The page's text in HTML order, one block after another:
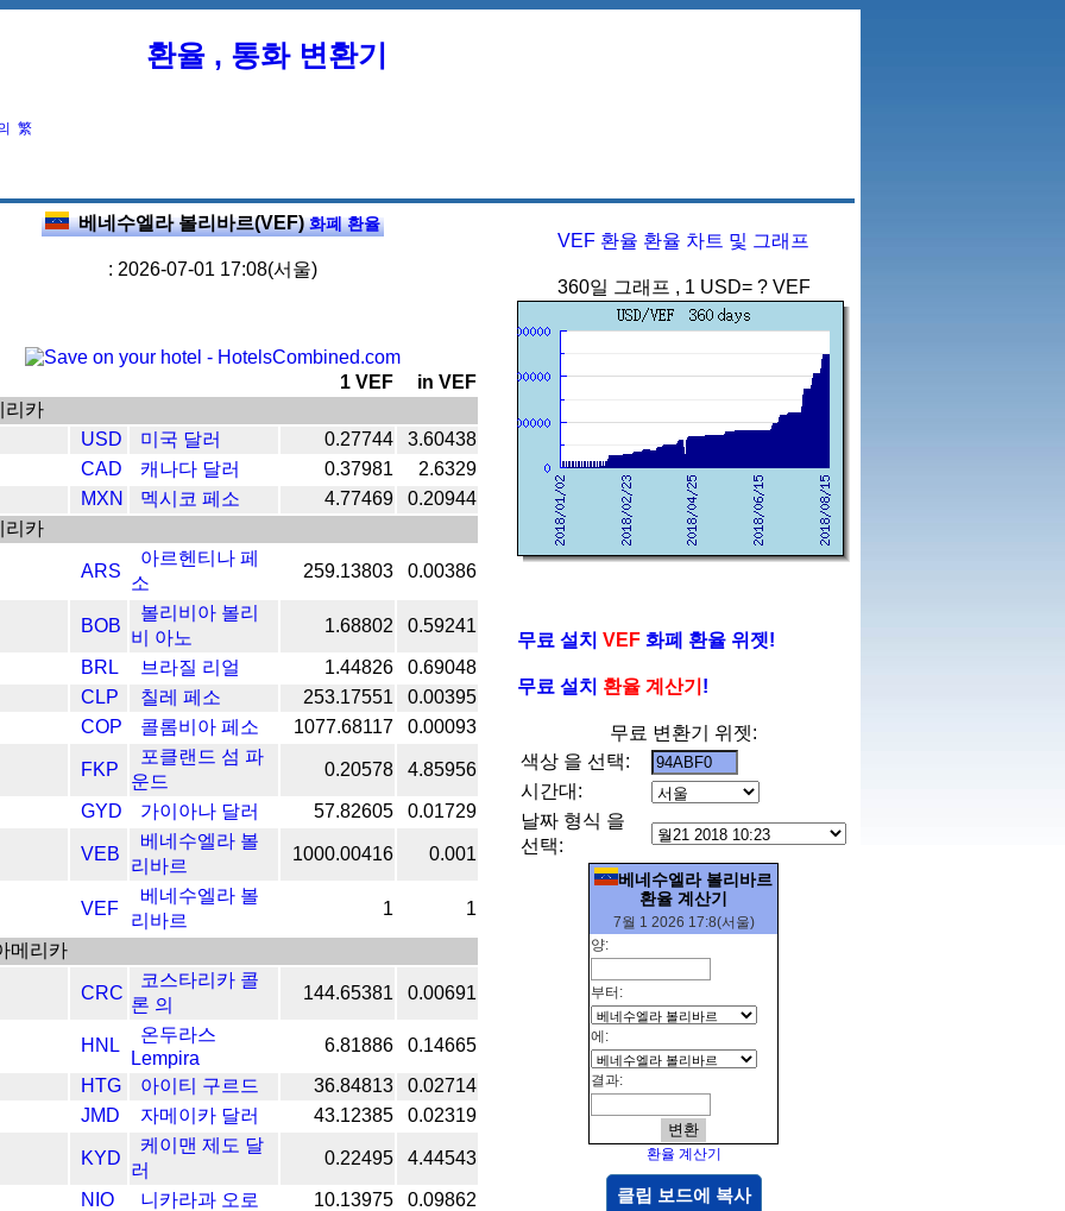
환율 , 통화 변환기
繁
베네수엘라 볼리바르(VEF)화폐 환율
: 2026-07-01 17:08(서울)
1 VEF
in VEF
리카
USD
미국 달러 0.27744
3.60438
CAD
캐나다 달러 0.37981
2.6329
MXN
멕시코 페소 4.77469
0.20944
리카
ARS
아르헨티나 페
소
259.13803 0.00386
BOB
볼리비아 볼리
비 아노
1.68802 0.59241
BRL 브라질 리얼 1.44826
0.69048
CLP
칠레 페소 253.17551
0.00395
COP
콜롬비아 페소 1077.68117 0.00093
FKP
포클랜드 섬 파
운드
0.20578 4.85956
GYD 가이아나 달러 57.82605 0.01729
VEB
베네수엘라 볼
리바르
1000.00416 0.001
VEF
베네수엘라 볼
리바르
1 1
메리카
CRC
코스타리카 콜
론 의
144.65381 0.00691
HNL
온두라스
Lempira
6.81886
0.14665
HTG
아이티 구르드 36.84813
0.02714
JMD
자메이카 달러 43.12385 0.02319
KYD
케이맨 제도 달
러
0.22495 4.44543
NIO 니카라과 오로 10.13975 0.09862
VEF 환율 환율 차트 및 그래프
360일 그래프 , 1 USD= ? VEF
무료 설치 VEF 화폐 환율 위젯!
무료 설치 환율 계산기 !
무료 변환기 위젯:
색상 을 선택:
시간대:
날짜 형식 을
선택:
베네수엘라 볼리바르
환율 계산기
7월 1 2026 17:8(서울)
양:
부터:
에:
결과:
환율 계산기
클립 보드에 복사